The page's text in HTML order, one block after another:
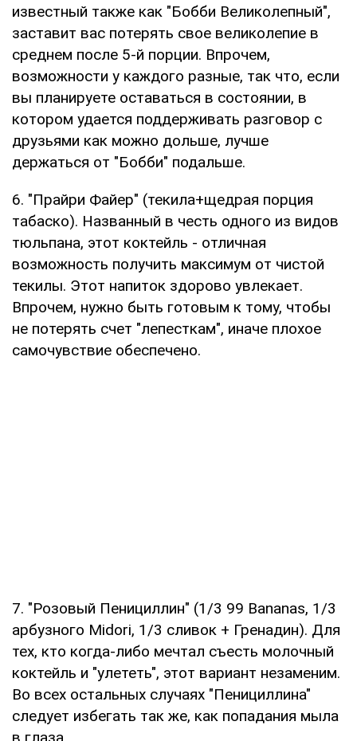
известный также как "Бобби Великолепный",
заставит вас потерять свое великолепие в
среднем после 5-й порции. Впрочем,
возможности у каждого разные, так что, если
вы планируете оставаться в состоянии, в
котором удается поддерживать разговор с
друзьями как можно дольше, лучше
держаться от "Бобби" подальше.
6. "Прайри Файер" (текила+щедрая порция
табаско). Названный в честь одного из видов
тюльпана, этот коктейль - отличная
возможность получить максимум от чистой
текилы. Этот напиток здорово увлекает.
Впрочем, нужно быть готовым к тому, чтобы
не потерять счет "лепесткам", иначе плохое
самочувствие обеспечено.
7. "Розовый Пенициллин" (1/3 99 Bananas, 1/3
арбузного Midori, 1/3 сливок + Гренадин). Для
тех, кто когда-либо мечтал съесть молочный
коктейль и "улететь", этот вариант незаменим.
Во всех остальных случаях "Пенициллина"
следует избегать так же, как попадания мыла
в глаза.